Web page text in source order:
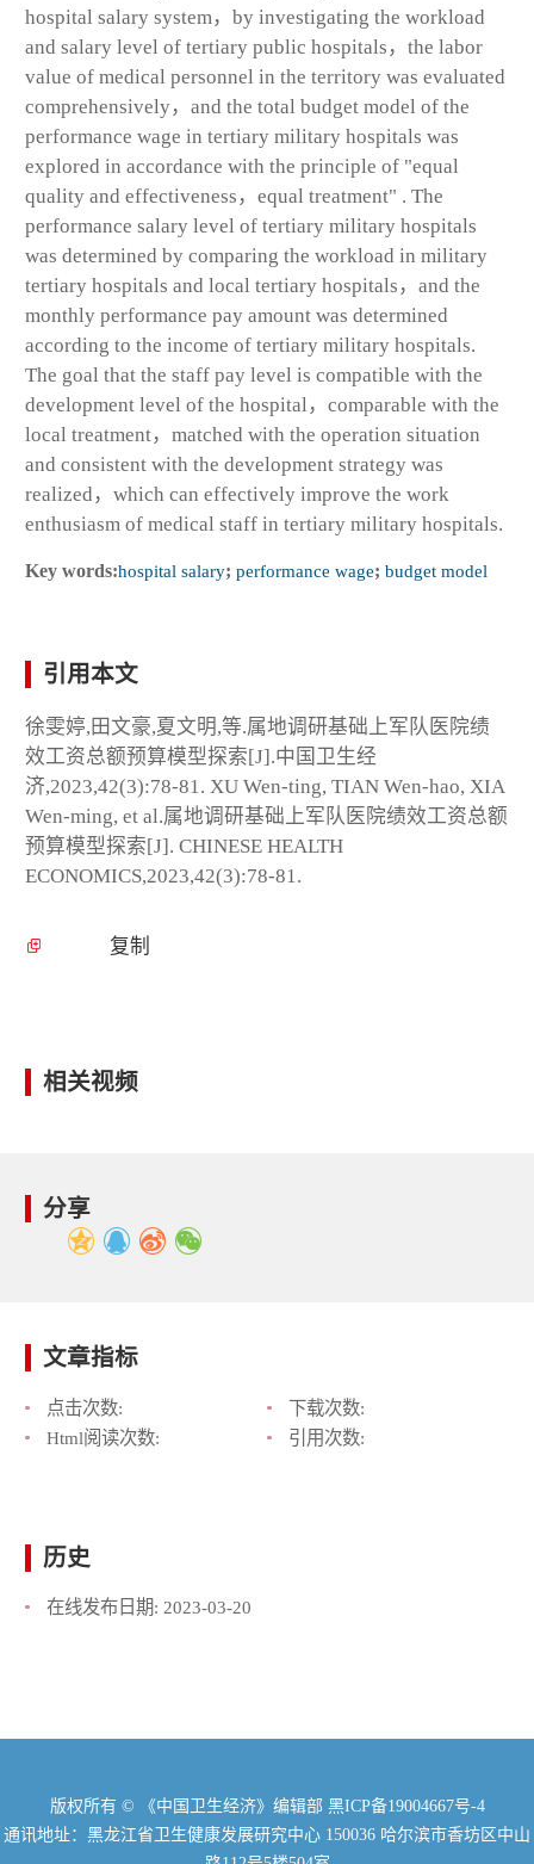
hospital salary system，by investigating the workload
and salary level of tertiary public hospitals，the labor
value of medical personnel in the territory was evaluated
comprehensively，and the total budget model of the
performance wage in tertiary military hospitals was
explored in accordance with the principle of "equal
quality and effectiveness，equal treatment" . The
performance salary level of tertiary military hospitals
was determined by comparing the workload in military
tertiary hospitals and local tertiary hospitals，and the
monthly performance pay amount was determined
according to the income of tertiary military hospitals.
The goal that the staff pay level is compatible with the
development level of the hospital，comparable with the
local treatment，matched with the operation situation
and consistent with the development strategy was
realized，which can effectively improve the work
enthusiasm of medical staff in tertiary military hospitals.
Key words:hospital salary; performance wage; budget model
引用本文
徐雯婷,田文豪,夏文明,等.属地调研基础上军队医院绩
效工资总额预算模型探索[J].中国卫生经
济,2023,42(3):78-81. XU Wen-ting, TIAN Wen-hao, XIA
Wen-ming, et al.属地调研基础上军队医院绩效工资总额
预算模型探索[J]. CHINESE HEALTH
ECONOMICS,2023,42(3):78-81.
复制
相关视频
分享
文章指标
点击次数:
下载次数:
Html阅读次数:
引用次数:
历史
在线发布日期: 2023-03-20
版权所有 © 《中国卫生经济》编辑部 黑ICP备19004667号-4
通讯地址：黑龙江省卫生健康发展研究中心 150036 哈尔滨市香坊区中山